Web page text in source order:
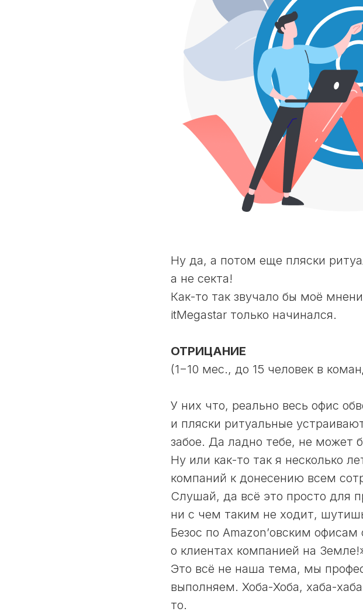
Ну да, а потом еще пляски
а не секта!
Как-то так звучало бы моё
itMegastar только начинался.
ОТРИЦАНИЕ
(1−10 мес., до 15 человек в
У них что, реально весь офис
и пляски ритуальные
забое. Да ладно тебе, не может
Ну или как-то так я несколько
компаний к донесению всем
Слушай, да всё это просто для
ни с чем таким не ходит,
Безос по Amazon’овским
о клиентах компанией на
Это всё не наша тема, мы
выполняем. Хоба-Хоба, хаба-
то.